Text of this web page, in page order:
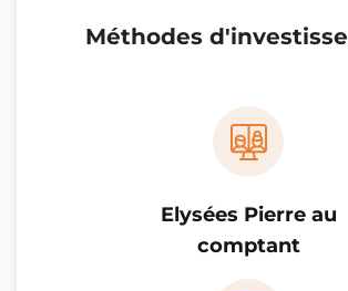
Méthodes
Elysées Pierre au
comptant